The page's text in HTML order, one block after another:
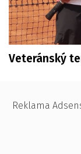
Veteránský
Reklama